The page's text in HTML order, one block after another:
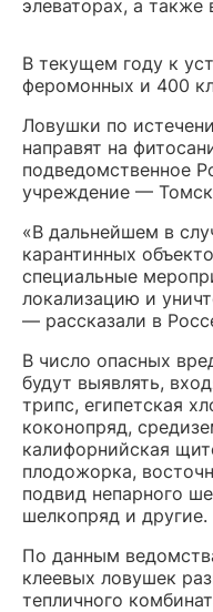
элеваторах, а также
В текущем году к
феромонных и 400
Ловушки по
направят на
подведомственное
учреждение —
«В дальнейшем в
карантинных
специальные
локализацию и
— рассказали в
В число опасных
будут выявлять,
трипс, египетская
коконопряд,
калифорнийская
плодожорка,
подвид непарного
шелкопряд и другие.
По данным
клеевых ловушек
тепличного